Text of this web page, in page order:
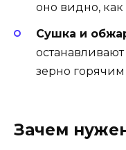
оно видно,
Сушка и
зерно горячим
Зачем